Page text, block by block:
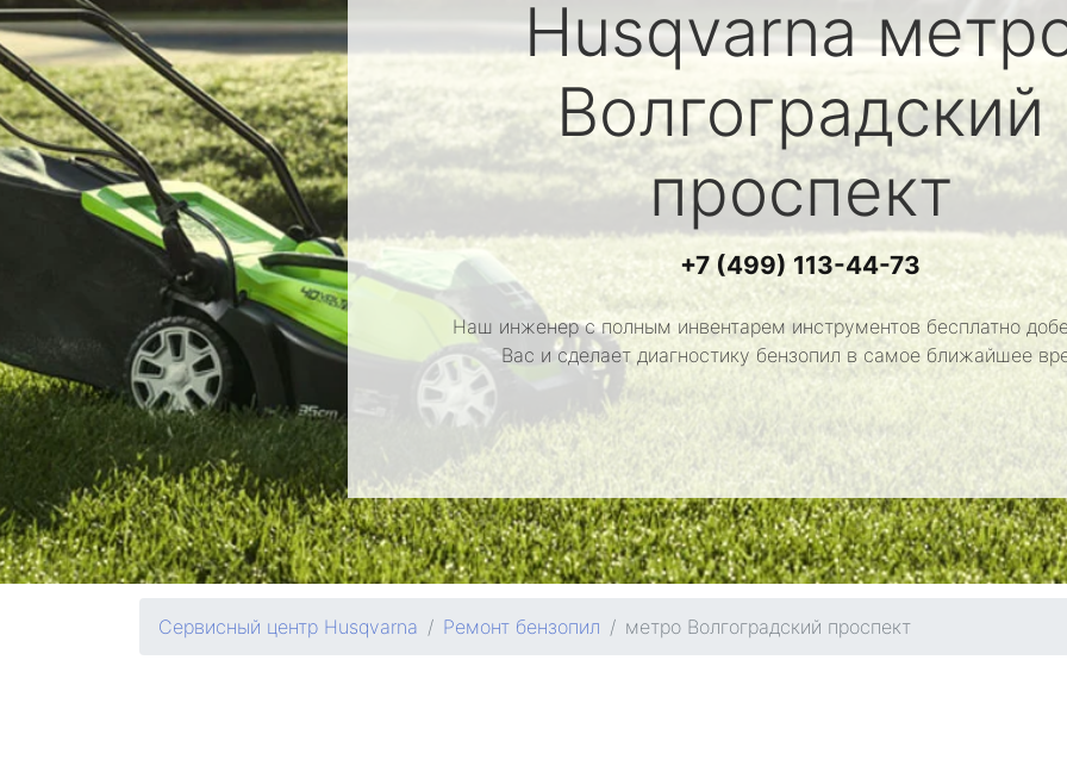
Husqvarna
Волгоградский
проспект
+7 (499) 113-44-73
Наш инженер с полным инвентарем инструментов бесплатно
Вас и сделает диагностику бензопил в самое ближайшее
Сервисный центр Husqvarna Ремонт бензопил метро Волгоградский проспект